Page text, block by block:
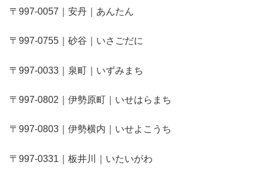
〒997-0057｜安丹｜あんたん
〒997-0755｜砂谷｜いさごだに
〒997-0033｜泉町｜いずみまち
〒997-0802｜伊勢原町｜いせはらまち
〒997-0803｜伊勢横内｜いせよこうち
〒997-0331｜板井川｜いたいがわ